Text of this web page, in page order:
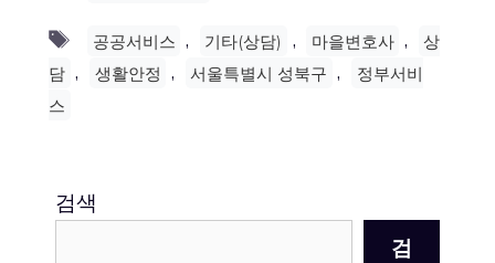
Tags
공공서비스 , 기타(상담) , 마을변호사 ,
상
담 , 생활안정 , 서울특별시 성북구 ,
정부서비
스
검색
검